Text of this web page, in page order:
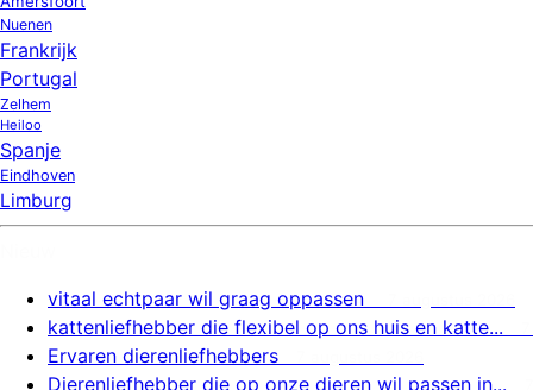
Nuenen
Frankrijk
Portugal
Zelhem
Heiloo
Spanje
Eindhoven
Limburg
vitaal echtpaar wil graag oppassen
kattenliefhebber die flexibel op ons huis en katte...
Ervaren dierenliefhebbers
Dierenliefhebber die op onze dieren wil passen in...